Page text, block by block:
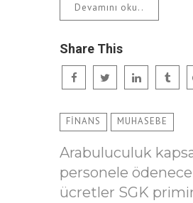
Devamını oku..
Share This
FİNANS MUHASEBE
Arabuluculuk
personele
ücretler SGK